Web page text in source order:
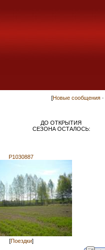
[Новые сообщения ·
ДО ОТКРЫТИЯ
СЕЗОНА ОСТАЛОСЬ:
P1030887
[Поездки]